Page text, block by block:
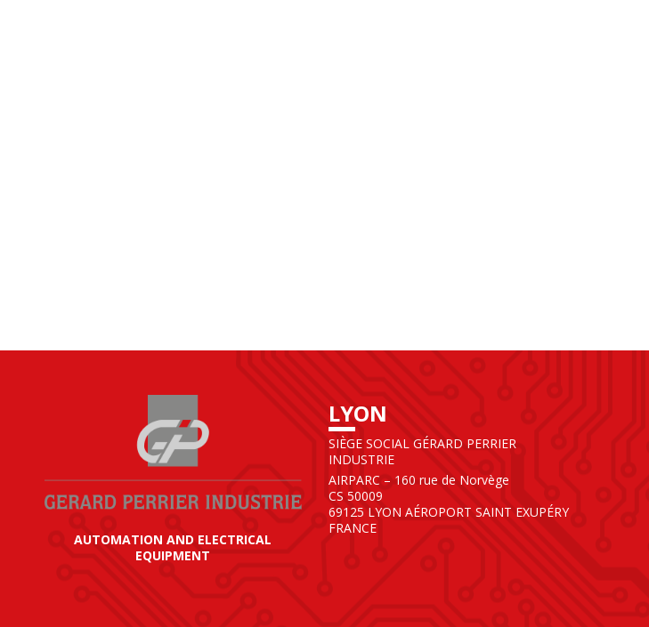
AUTOMATION AND ELECTRICAL
EQUIPMENT
LYON
SIÈGE SOCIAL GÉRARD PERRIER
INDUSTRIE
AIRPARC – 160 rue de Norvège
CS 50009
69125 LYON AÉROPORT SAINT EXUPÉRY
FRANCE